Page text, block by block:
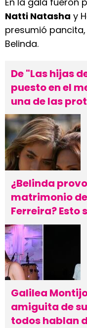
Natti Natasha y
presumió
Belinda.
De "Las hijas
puesto en el
una de las
¿Belinda
matrimonio
Ferreira? Esto
Galilea
amiguita de
todos hablan